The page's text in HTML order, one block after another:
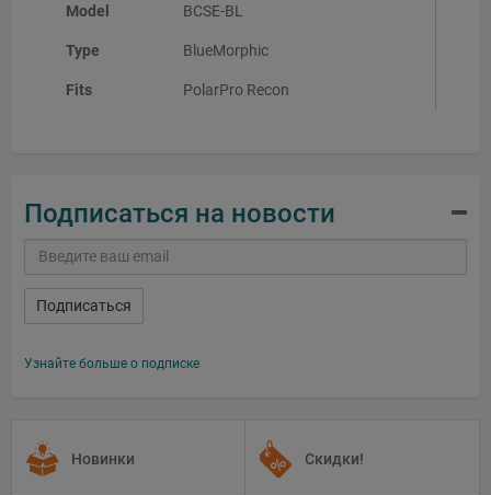
Model BCSE-BL
Type BlueMorphic
Fits PolarPro Recon
Подписаться на новости
Подписаться
Узнайте больше о подписке
Новинки Скидки!